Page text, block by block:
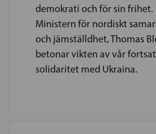
demokrati och för sin frihet.
Ministern för nordiskt
och jämställdhet, Thomas
betonar vikten av vår
solidaritet med Ukraina.